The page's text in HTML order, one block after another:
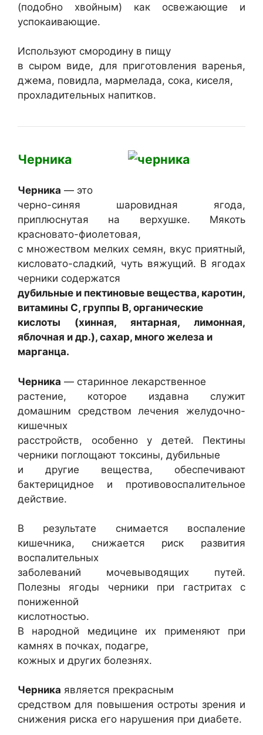
(подобно хвойным) как освежающие и
успокаивающие.
Используют смородину в пищу
в сыром виде, для приготовления варенья,
джема, повидла, мармелада, сока, киселя,
прохладительных напитков.
Черника
Черника — это
черно-синяя шаровидная ягода,
приплюснутая на верхушке. Мякоть
красновато-фиолетовая,
с множеством мелких семян, вкус приятный,
кисловато-сладкий, чуть вяжущий. В ягодах
черники содержатся
дубильные и пектиновые вещества, каротин,
витамины С, группы В, органические
кислоты (хинная, янтарная, лимонная,
яблочная и др.), сахар, много железа и
марганца.
Черника — старинное лекарственное
растение, которое издавна служит
домашним средством лечения желудочно-
кишечных
расстройств, особенно у детей. Пектины
черники поглощают токсины, дубильные
и другие вещества, обеспечивают
бактерицидное и противовоспалительное
действие.
В результате снимается воспаление
кишечника, снижается риск развития
воспалительных
заболеваний мочевыводящих путей.
Полезны ягоды черники при гастритах с
пониженной
кислотностью.
В народной медицине их применяют при
камнях в почках, подагре,
кожных и других болезнях.
Черника является прекрасным
средством для повышения остроты зрения и
снижения риска его нарушения при диабете.